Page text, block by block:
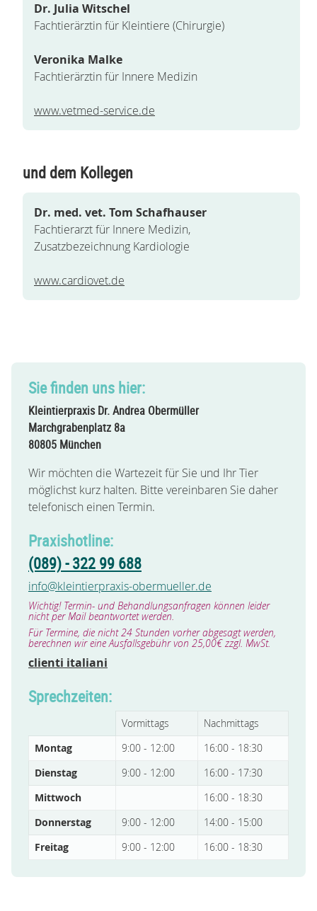
Dr. Julia Witschel
Fachtierärztin für Kleintiere (Chirurgie)
Veronika Malke
Fachtierärztin für Innere Medizin
www.vetmed-service.de
und dem Kollegen
Dr. med. vet. Tom Schafhauser
Fachtierarzt für Innere Medizin,
Zusatzbezeichnung Kardiologie
www.cardiovet.de
Sie finden uns hier:
Kleintierpraxis Dr. Andrea Obermüller
Marchgrabenplatz 8a
80805 München
Wir möchten die Wartezeit für Sie und Ihr Tier
möglichst kurz halten. Bitte vereinbaren Sie daher
telefonisch einen Termin.
Praxishotline:
(089) - 322 99 688
info@kleintierpraxis-obermueller.de
Wichtig! Termin- und Behandlungsanfragen können leider
nicht per Mail beantwortet werden.
Für Termine, die nicht 24 Stunden vorher abgesagt werden,
berechnen wir eine Ausfallsgebühr von 25,00€ zzgl. MwSt.
clienti italiani
Sprechzeiten:
Vormittags
Nachmittags
Montag
9:00 - 12:00
16:00 - 18:30
Dienstag
9:00 - 12:00
16:00 - 17:30
Mittwoch
16:00 - 18:30
Donnerstag
9:00 - 12:00
14:00 - 15:00
Freitag
9:00 - 12:00 16:00 - 18:30